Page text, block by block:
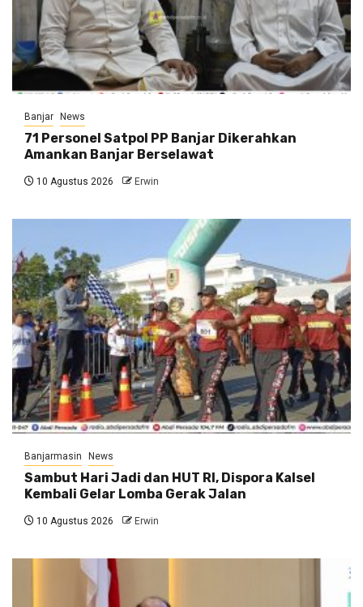
Banjar News
71 Personel Satpol PP Banjar Dikerahkan
Amankan Banjar Berselawat
10 Agustus 2026 Erwin
Banjarmasin News
Sambut Hari Jadi dan HUT RI, Dispora Kalsel
Kembali Gelar Lomba Gerak Jalan
10 Agustus 2026 Erwin